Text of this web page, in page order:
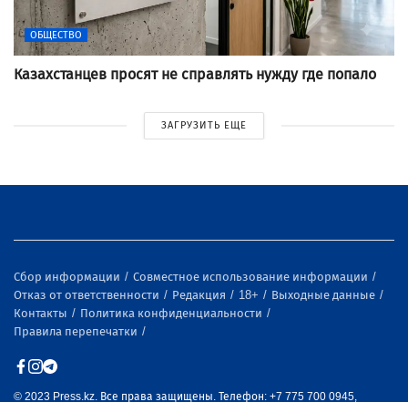
ОБЩЕСТВО
Казахстанцев просят не справлять нужду где попало
ЗАГРУЗИТЬ ЕЩЕ
Сбор информации
Совместное использование информации
Отказ от ответственности
Редакция 18+
Выходные данные
Контакты
Политика конфиденциальности
Правила перепечатки
© 2023 Press.kz. Все права защищены. Телефон: +7 775 700 0945,